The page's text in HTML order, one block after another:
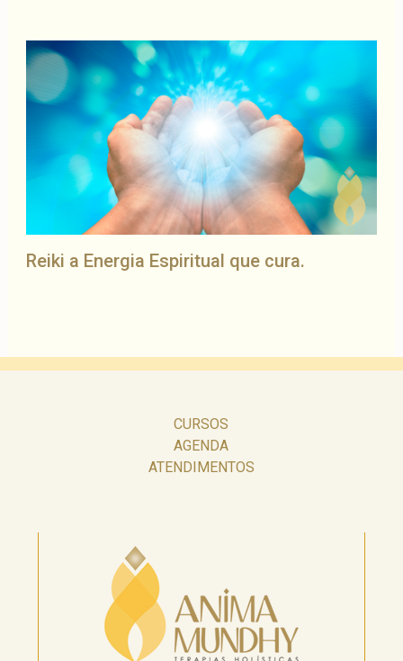
Reiki a Energia Espiritual que cura.
CURSOS
AGENDA
ATENDIMENTOS